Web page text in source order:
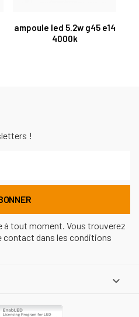
ampoule led 5.2w g45 e14
4000k
!
à tout moment. Vous trouverez
contact dans les conditions
